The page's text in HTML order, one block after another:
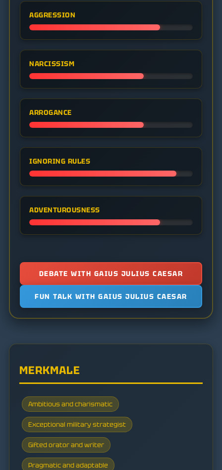
AGGRESSION
NARCISSISM
ARROGANCE
IGNORING RULES
ADVENTUROUSNESS
DEBATE WITH GAIUS JULIUS CAESAR
FUN TALK WITH GAIUS JULIUS CAESAR
MERKMALE
Ambitious and charismatic
Exceptional military strategist
Gifted orator and writer
Pragmatic and adaptable